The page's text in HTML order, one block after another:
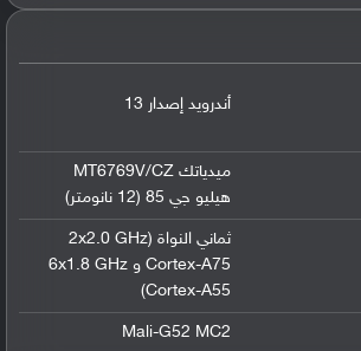
أندرويد إصدار 13
ميدياتك MT6769V/CZ
هيليو جي 85 (12 نانومتر)
ثماني النواة (2x2.0 GHz
Cortex-A75 و 6x1.8 GHz
Cortex-A55)
Mali-G52 MC2